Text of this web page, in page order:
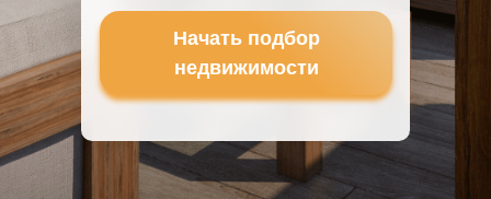
Начать подбор
недвижимости